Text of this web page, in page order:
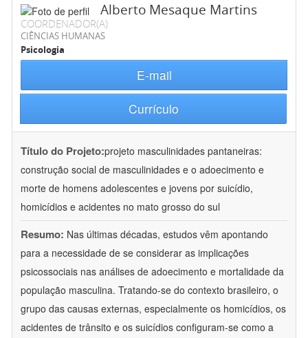
Alberto Mesaque Martins
COORDENADOR(A)
CIÊNCIAS HUMANAS
Psicologia
E-mail
Currículo
Título do Projeto:projeto masculinidades pantaneiras:
construção social de masculinidades e o adoecimento e
morte de homens adolescentes e jovens por suicídio,
homicídios e acidentes no mato grosso do sul
Resumo: Nas últimas décadas, estudos vêm apontando
para a necessidade de se considerar as implicações
psicossociais nas análises de adoecimento e mortalidade da
população masculina. Tratando-se do contexto brasileiro, o
grupo das causas externas, especialmente os homicídios, os
acidentes de trânsito e os suicídios configuram-se como a